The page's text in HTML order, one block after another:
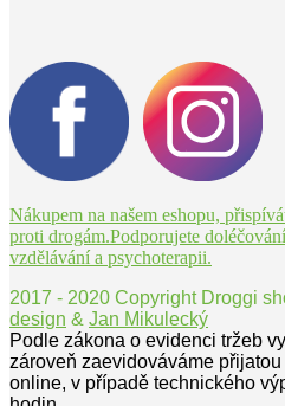
Nákupem na našem eshopu,
proti drogám.Podporujete
vzdělávání a psychoterapii.
2017 - 2020 Copyright Droggi
design & Jan Mikulecký
Podle zákona o evidenci tržeb
zároveň zaevidováváme
online, v případě technického